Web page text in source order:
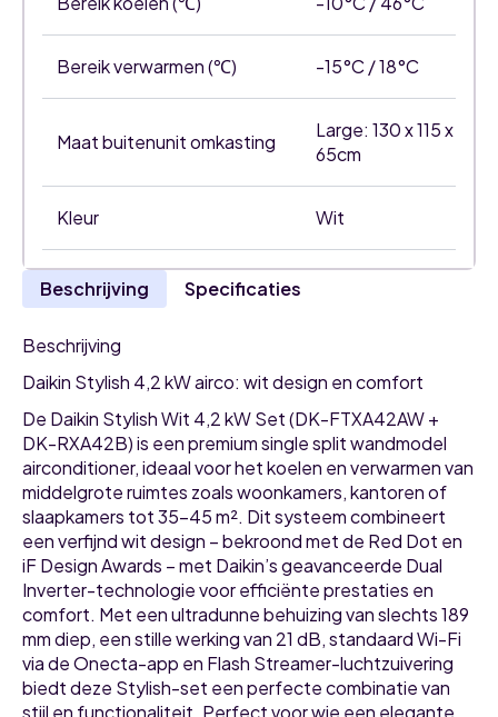
Bereik verwarmen (℃) -15°C / 18°C
Maat buitenunit omkasting
Large: 130 x 115 x
65cm
Kleur Wit
Beschrijving Specificaties
Beschrijving
Daikin Stylish 4,2 kW airco: wit design en comfort
De Daikin Stylish Wit 4,2 kW Set (DK-FTXA42AW +
DK-RXA42B) is een premium single split wandmodel
airconditioner, ideaal voor het koelen en verwarmen van
middelgrote ruimtes zoals woonkamers, kantoren of
slaapkamers tot 35-45 m². Dit systeem combineert
een verfijnd wit design – bekroond met de Red Dot en
iF Design Awards – met Daikin’s geavanceerde Dual
Inverter-technologie voor efficiënte prestaties en
comfort. Met een ultradunne behuizing van slechts 189
mm diep, een stille werking van 21 dB, standaard Wi-Fi
via de Onecta-app en Flash Streamer-luchtzuivering
biedt deze Stylish-set een perfecte combinatie van
stijl en functionaliteit. Perfect voor wie een elegante,